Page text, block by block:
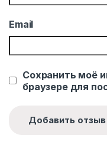
Email
Сохранить моё
браузере для